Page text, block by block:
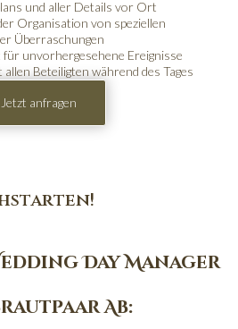
und aller Details vor Ort
Organisation von speziellen
Überraschungen
unvorhergesehene Ereignisse
Beteiligten während des Tages
Jetzt anfragen
Day Manager
Ab: